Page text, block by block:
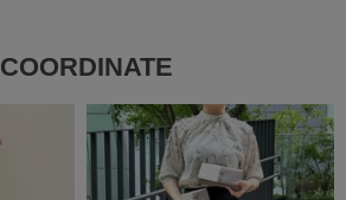
COORDINATE